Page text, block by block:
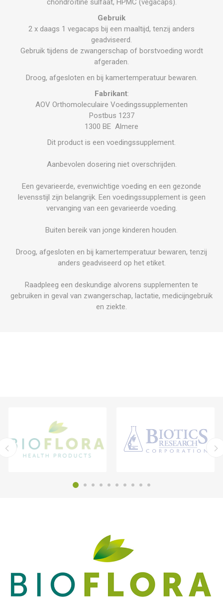
chondroïtine sulfaat, HPMC (vegacaps).
Gebruik
2 x daags 1 vegacaps bij een maaltijd, tenzij anders
geadviseerd.
Gebruik tijdens de zwangerschap of borstvoeding wordt
afgeraden.
Droog, afgesloten en bij kamertemperatuur bewaren.
Fabrikant:
AOV Orthomoleculaire Voedingssupplementen
Postbus 1237
1300 BE Almere
Dit product is een voedingssupplement.
Aanbevolen dosering niet overschrijden.
Een gevarieerde, evenwichtige voeding en een gezonde
levensstijl zijn belangrijk. Een voedingssupplement is geen
vervanging van een gevarieerde voeding.
Buiten bereik van jonge kinderen houden.
Droog, afgesloten en bij kamertemperatuur bewaren, tenzij
anders geadviseerd op het etiket.
Raadpleeg een deskundige alvorens supplementen te
gebruiken in geval van zwangerschap, lactatie, medicijngebruik
en ziekte.